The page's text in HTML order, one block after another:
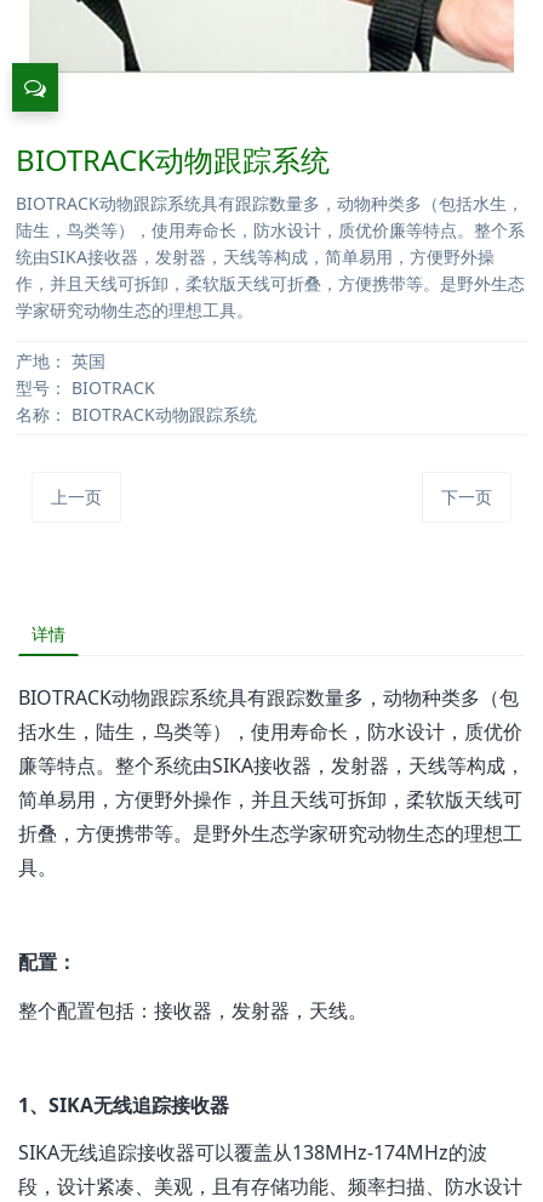
BIOTRACK动物跟踪系统
BIOTRACK动物跟踪系统具有跟踪数量多，动物种类多（包括水生，
陆生，鸟类等），使用寿命长，防水设计，质优价廉等特点。整个系
统由SIKA接收器，发射器，天线等构成，简单易用，方便野外操
作，并且天线可拆卸，柔软版天线可折叠，方便携带等。是野外生态
学家研究动物生态的理想工具。
产地： 英国
型号： BIOTRACK
名称： BIOTRACK动物跟踪系统
上一页 下一页
详情
BIOTRACK动物跟踪系统具有跟踪数量多，动物种类多（包
括水生，陆生，鸟类等），使用寿命长，防水设计，质优价
廉等特点。整个系统由SIKA接收器，发射器，天线等构成，
简单易用，方便野外操作，并且天线可拆卸，柔软版天线可
折叠，方便携带等。是野外生态学家研究动物生态的理想工
具。
配置：
整个配置包括：接收器，发射器，天线。
1、SIKA无线追踪接收器
SIKA无线追踪接收器可以覆盖从138MHz-174MHz的波
段，设计紧凑、美观，且有存储功能、频率扫描、防水设计